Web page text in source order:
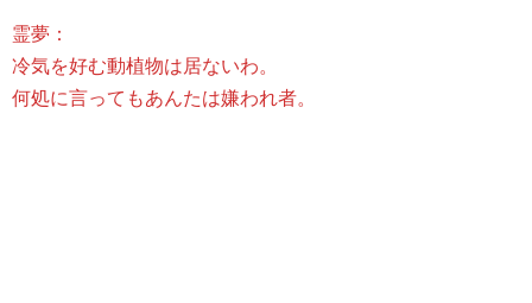
霊夢：
冷気を好む動植物は居ないわ。
何処に言ってもあんたは嫌われ者。